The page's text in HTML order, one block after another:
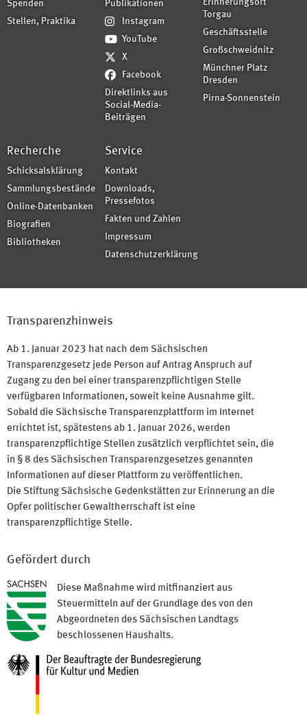
Spenden
Stellen, Praktika
Publikationen
Instagram
YouTube
X
Facebook
Direktlinks aus
Social-Media-
Beiträgen
Erinnerungsort
Torgau
Geschäftsstelle
Großschweidnitz
Münchner Platz
Dresden
Pirna-Sonnenstein
Recherche
Schicksalsklärung
Sammlungsbestände
Online-Datenbanken
Biografien
Bibliotheken
Service
Kontakt
Downloads,
Pressefotos
Fakten und Zahlen
Impressum
Datenschutzerklärung
Transparenzhinweis
Ab 1. Januar 2023 hat nach dem Sächsischen
Transparenzgesetz jede Person auf Antrag Anspruch auf
Zugang zu den bei einer transparenzpflichtigen Stelle
verfügbaren Informationen, soweit keine Ausnahme gilt.
Sobald die Sächsische Transparenzplattform im Internet
errichtet ist, spätestens ab 1. Januar 2026, werden
transparenzpflichtige Stellen zusätzlich verpflichtet sein, die
in § 8 des Sächsischen Transparenzgesetzes genannten
Informationen auf dieser Plattform zu veröffentlichen.
Die Stiftung Sächsische Gedenkstätten zur Erinnerung an die
Opfer politischer Gewaltherrschaft ist eine
transparenzpflichtige Stelle.
Gefördert durch
Diese Maßnahme wird mitfinanziert aus
Steuermitteln auf der Grundlage des von den
Abgeordneten des Sächsischen Landtags
beschlossenen Haushalts.